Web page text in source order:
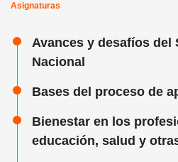
Asignaturas
Avances y desafíos del
Nacional
Bases del proceso de
Bienestar en los
educación, salud y